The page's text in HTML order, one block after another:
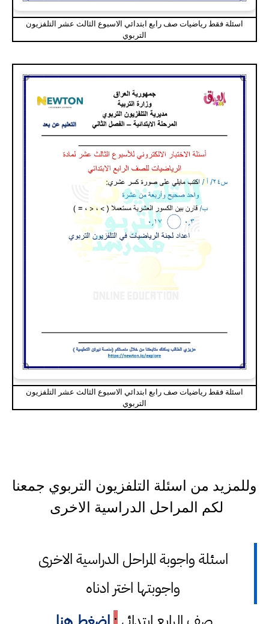
اسئلة فقط رياضيات صف رابع ابتدائي الاسبوع الثالث عشر التلفزيون
التربوي
اسئلة فقط رياضيات صف رابع ابتدائي الاسبوع الثالث عشر التلفزيون
التربوي
وللمزيد من اسئلة التلفزيون التربوي جمعنا
لكم المراحل الدراسية الاخرى
اسئلة واجوبة المراحل الدراسية الاخرى
واجوبتها اختر ادناه